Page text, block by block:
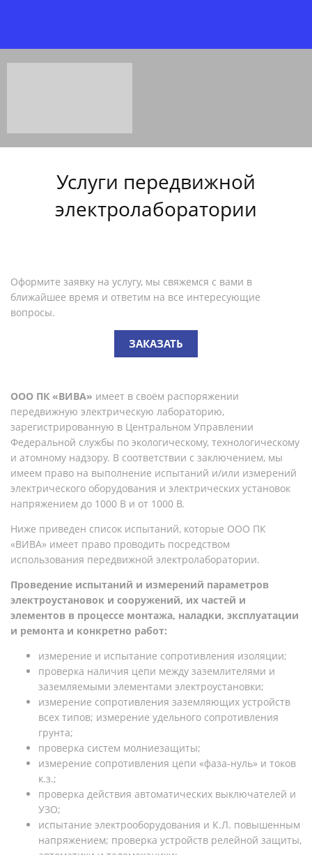
Услуги передвижной
электролаборатории
Оформите заявку на услугу, мы свяжемся с вами в
ближайшее время и ответим на все интересующие
вопросы.
ЗАКАЗАТЬ
ООО ПК «ВИВА» имеет в своём распоряжении
передвижную электрическую лабораторию,
зарегистрированную в Центральном Управлении
Федеральной службы по экологическому, технологическому
и атомному надзору. В соответствии с заключением, мы
имеем право на выполнение испытаний и/или измерений
электрического оборудования и электрических установок
напряжением до 1000 В и от 1000 В.
Ниже приведен список испытаний, которые ООО ПК
«ВИВА» имеет право проводить посредством
использования передвижной электролаборатории.
Проведение испытаний и измерений параметров
электроустановок и сооружений, их частей и
элементов в процессе монтажа, наладки, эксплуатации
и ремонта и конкретно работ:
измерение и испытание сопротивления изоляции;
проверка наличия цепи между заземлителями и
заземляемыми элементами электроустановки;
измерение сопротивления заземляющих устройств
всех типов; измерение удельного сопротивления
грунта;
проверка систем молниезащиты;
измерение сопротивления цепи «фаза-нуль» и токов
к.з.;
проверка действия автоматических выключателей и
УЗО;
испытание электрооборудования и К.Л. повышенным
напряжением; проверка устройств релейной защиты,